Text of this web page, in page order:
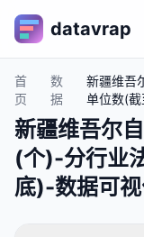
datavrap
首
页
数
据
新疆维吾
单位数(
新疆维吾尔
(个)-分行业
底)-数据可